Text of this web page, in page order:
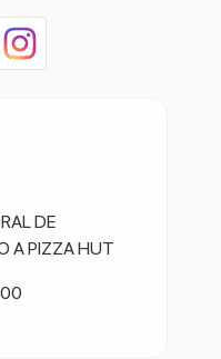
DE
A PIZZA HUT